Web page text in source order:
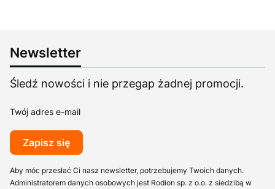
Newsletter
Śledź nowości i nie przegap żadnej promocji.
Twój adres e-mail
Zapisz się
Aby móc przesłać Ci nasz newsletter, potrzebujemy Twoich danych.
Administratorem danych osobowych jest Rodion sp. z o.o. z siedzibą w